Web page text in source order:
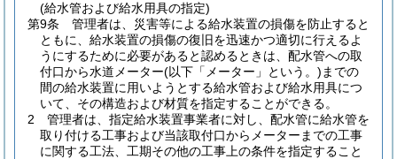
(給水管および給水用具の指定)
第9条
管理者は、災害等による給水装置の損傷を防止すると
ともに、給水装置の損傷の復旧を迅速かつ適切に行えるよ
うにするために必要があると認めるときは、配水管への取
付口から水道メーター(以下「メーター」という。) までの
間の給水装置に用いようとする給水管および給水用具につ
いて、その構造および材質を指定することができる。
2
管理者は、指定給水装置事業者に対し、配水管に給水管を
取り付ける工事および当該取付口からメーターまでの工事
に関する工法、工期その他の工事上の条件を指定すること